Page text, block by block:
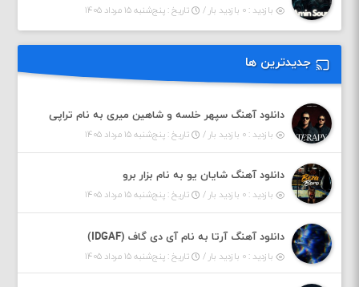
بازدید : ۰ بازدید بار /
تاریخ : پنج‌شنبه ۱۵ مرداد ۱۴۰۵
جدیدترین ها
دانلود آهنگ سپهر خلسه و شاهین میری به نام تراپی
بازدید : ۰ بازدید بار / تاریخ : پنج‌شنبه ۱۵ مرداد ۱۴۰۵
دانلود آهنگ شایان یو به نام بزار برو
بازدید : ۰ بازدید بار / تاریخ : پنج‌شنبه ۱۵ مرداد ۱۴۰۵
دانلود آهنگ آرتا به نام آی دی گاف (IDGAF)
بازدید : ۰ بازدید بار / تاریخ : پنج‌شنبه ۱۵ مرداد ۱۴۰۵